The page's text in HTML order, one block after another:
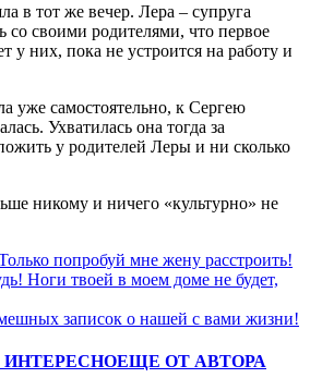
в тот же вечер. Лера – супруга
со своими родителями, что первое
у них, пока не устроится на работу и
уже самостоятельно, к Сергею
Ухватилась она тогда за
у родителей Леры и ни сколько
никому и ничего «культурно» не
попробуй мне жену расстроить!
Ноги твоей в моем доме не будет,
записок о нашей с вами жизни!
ЕЩЕ ОТ АВТОРА